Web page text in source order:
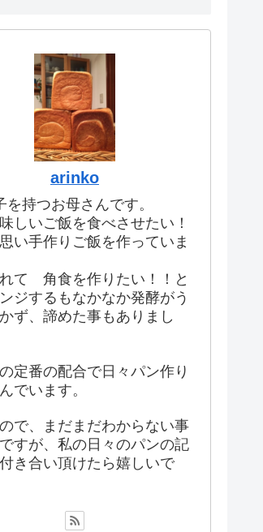
arinko
を持つお母さんです。
しいご飯を食べさせたい！
い手作りご飯を作っていま
て 角食を作りたい！！と
ジするもなかなか発酵がう
ず、諦めた事もありまし
定番の配合で日々パン作り
でいます。
で、まだまだわからない事
すが、私の日々のパンの記
き合い頂けたら嬉しいで